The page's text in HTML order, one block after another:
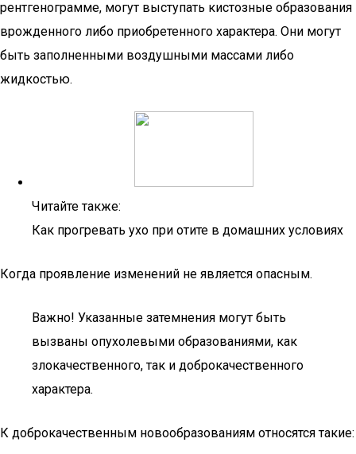
рентгенограмме, могут выступать кистозные образования
врожденного либо приобретенного характера. Они могут
быть заполненными воздушными массами либо
жидкостью.
Читайте также:
Как прогревать ухо при отите в домашних условиях
Когда проявление изменений не является опасным.
Важно! Указанные затемнения могут быть
вызваны опухолевыми образованиями, как
злокачественного, так и доброкачественного
характера.
К доброкачественным новообразованиям относятся такие: